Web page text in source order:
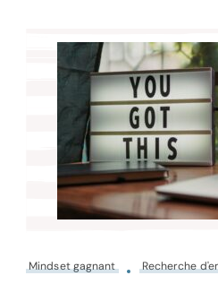
Mindset gagnant Recherche